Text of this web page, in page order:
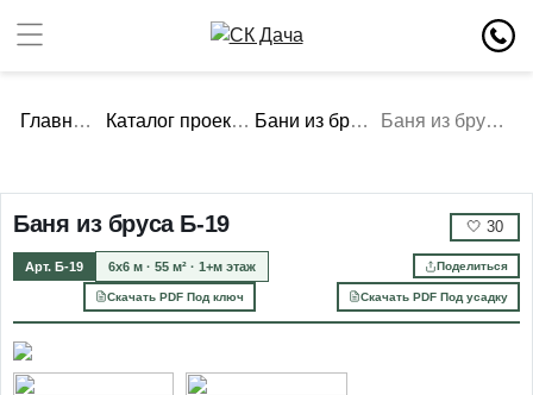
Главная Каталог проектов Бани из бруса Баня из бруса Б-19
Баня из бруса Б-19 🤍 30
Арт. Б-19 6х6 м · 55 м² · 1+м этаж Поделиться
Скачать PDF Под ключ Скачать PDF Под усадку